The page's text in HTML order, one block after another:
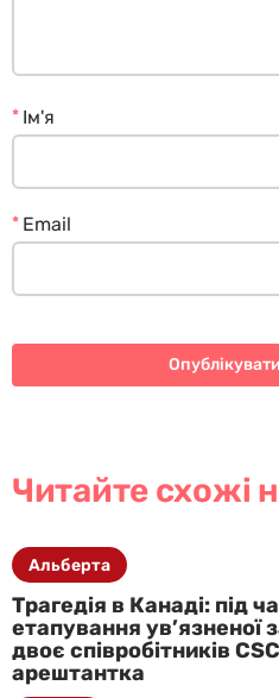
Ім'я
*
Email
*
Читайте схожі
Трагедія в Канаді: під
етапування ув’язненої
двоє співробітників
арештантка
Альберта